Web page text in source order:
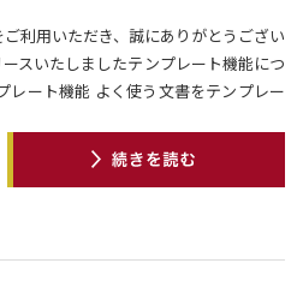
利用いただき、誠にありがとうござい
スいたしましたテンプレート機能につ
レート機能 よく使う文書をテンプレー